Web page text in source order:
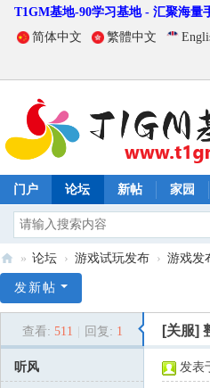
T1GM基地-90学习基地 - 汇聚海量
简体中文
繁體中文
门户 论坛 新帖 家园
1
» 论坛 › 游戏试玩发布 › 游戏发
发新帖
查看: 511 回复: 1 [关服]
听风 发表